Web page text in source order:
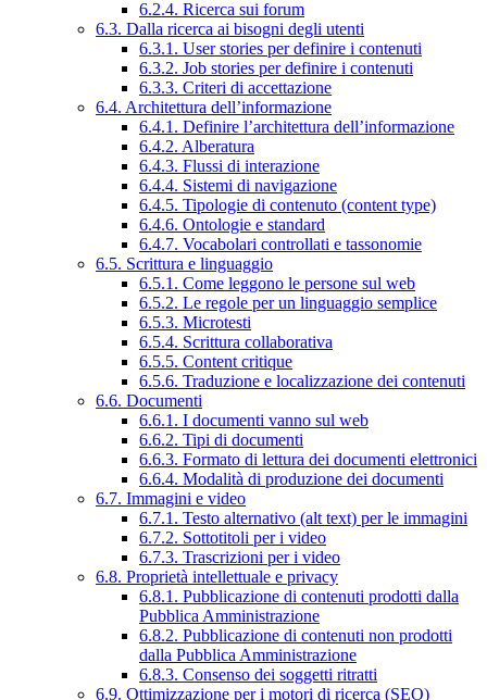
6.2.4. Ricerca sui forum
6.3. Dalla ricerca ai bisogni degli utenti
6.3.1. User stories per definire i contenuti
6.3.2. Job stories per definire i contenuti
6.3.3. Criteri di accettazione
6.4. Architettura dell’informazione
6.4.1. Definire l’architettura dell’informazione
6.4.2. Alberatura
6.4.3. Flussi di interazione
6.4.4. Sistemi di navigazione
6.4.5. Tipologie di contenuto (content type)
6.4.6. Ontologie e standard
6.4.7. Vocabolari controllati e tassonomie
6.5. Scrittura e linguaggio
6.5.1. Come leggono le persone sul web
6.5.2. Le regole per un linguaggio semplice
6.5.3. Microtesti
6.5.4. Scrittura collaborativa
6.5.5. Content critique
6.5.6. Traduzione e localizzazione dei contenuti
6.6. Documenti
6.6.1. I documenti vanno sul web
6.6.2. Tipi di documenti
6.6.3. Formato di lettura dei documenti elettronici
6.6.4. Modalità di produzione dei documenti
6.7. Immagini e video
6.7.1. Testo alternativo (alt text) per le immagini
6.7.2. Sottotitoli per i video
6.7.3. Trascrizioni per i video
6.8. Proprietà intellettuale e privacy
6.8.1. Pubblicazione di contenuti prodotti dalla
Pubblica Amministrazione
6.8.2. Pubblicazione di contenuti non prodotti
dalla Pubblica Amministrazione
6.8.3. Consenso dei soggetti ritratti
6.9. Ottimizzazione per i motori di ricerca (SEO)